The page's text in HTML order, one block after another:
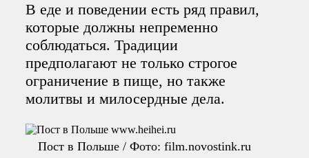
В еде и поведении есть ряд правил,
которые должны непременно
соблюдаться. Традиции
предполагают не только строгое
ограничение в пище, но также
молитвы и милосердные дела.
Пост в Польше / Фото: film.novostink.ru